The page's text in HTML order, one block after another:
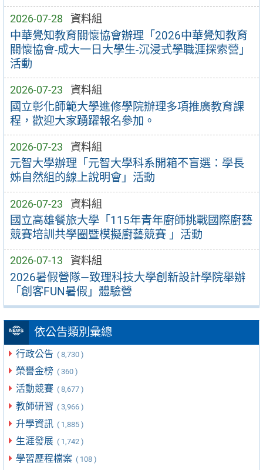
2026-07-28 資料組
中華覺知教育關懷協會辦理「2026中華覺知教育
關懷協會-成大一日大學生-沉浸式學職涯探索營」
活動
2026-07-23 資料組
國立彰化師範大學進修學院辦理多項推廣教育課
程，歡迎大家踴躍報名參加。
2026-07-23 資料組
元智大學辦理「元智大學科系開箱不盲選：學長
姊自然組的線上說明會」活動
2026-07-23 資料組
國立高雄餐旅大學「115年青年廚師挑戰國際廚藝
競賽培訓共學圈暨模擬廚藝競賽 」活動
2026-07-13 資料組
2026暑假營隊—致理科技大學創新設計學院舉辦
「創客FUN暑假」體驗營
依公告類別彙總
行政公告 ( 8,730 )
榮譽金榜 ( 360 )
活動競賽 ( 8,677 )
教師研習 ( 3,966 )
升學資訊 ( 1,885 )
生涯發展 ( 1,742 )
學習歷程檔案 ( 108 )